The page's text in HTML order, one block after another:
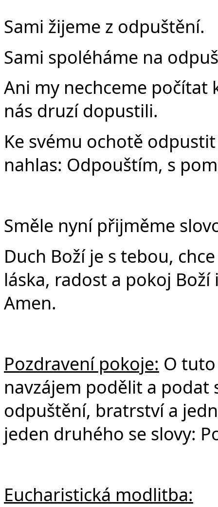
Sami žijeme z odpuštění.
Sami spoléháme na
Ani my nechceme počítat
nás druzí dopustili.
Ke svému ochotě
nahlas: Odpouštím, s
Směle nyní přijměme
Duch Boží je s tebou,
láska, radost a pokoj
Amen.
Pozdravení pokoje: O
navzájem podělit a podat
odpuštění, bratrství a
jeden druhého se slovy:
Eucharistická modlitba: